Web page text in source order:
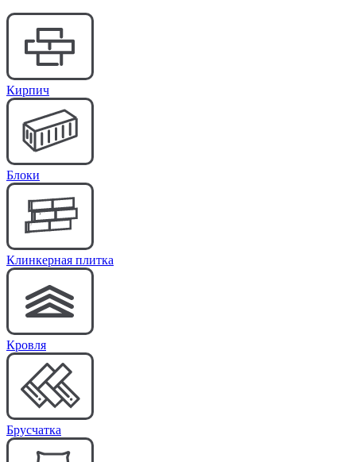
Кирпич
Блоки
Клинкерная плитка
Кровля
Брусчатка